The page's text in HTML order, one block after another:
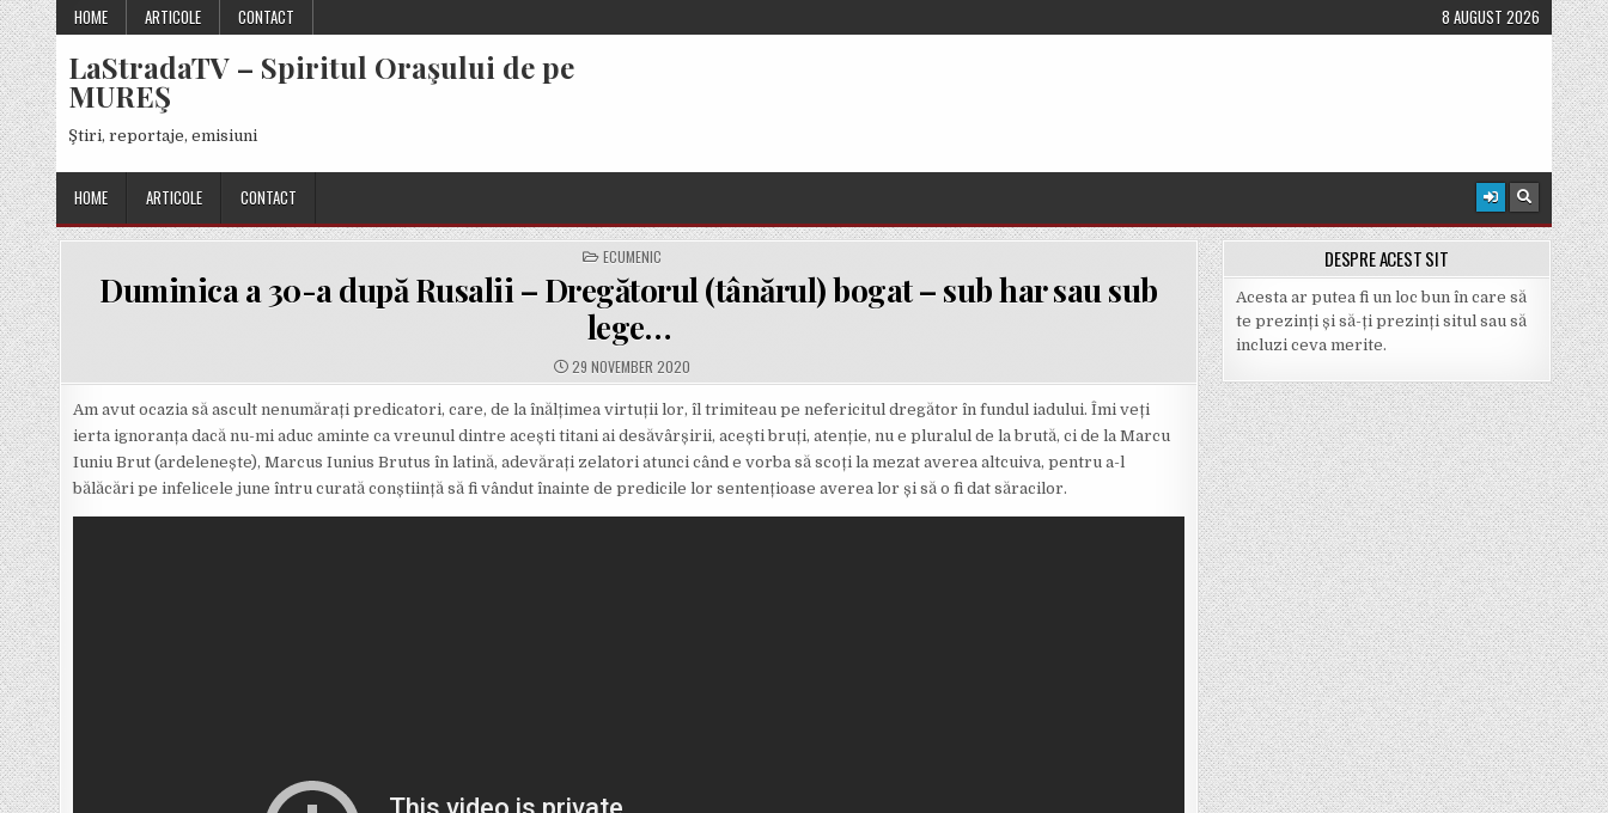
Skip
to
content
HOME ARTICOLE CONTACT 8 AUGUST 2026
LaStradaTV – Spiritul Oraşului de pe
MUREŞ
Ştiri, reportaje, emisiuni
HOME ARTICOLE CONTACT
POSTED
IN
ECUMENIC
Duminica a 30-a după Rusalii – Dregătorul (tânărul) bogat – sub har sau sub
lege…
PUBLISHED
DATE:
29 NOVEMBER 2020
Am avut ocazia să ascult nenumărați predicatori, care, de la înălțimea virtuții lor, îl trimiteau pe nefericitul dregător în fundul iadului. Îmi veți
ierta ignoranța dacă nu-mi aduc aminte ca vreunul dintre acești titani ai desăvârșirii, acești bruți, atenție, nu e pluralul de la brută, ci de la Marcu
Iuniu Brut (ardelenește), Marcus Iunius Brutus în latină, adevărați zelatori atunci când e vorba să scoți la mezat averea altcuiva, pentru a-l
bălăcări pe infelicele june întru curată conștiință să fi vândut înainte de predicile lor sentențioase averea lor și să o fi dat săracilor.
DESPRE ACEST SIT
Acesta ar putea fi un loc bun în care să
te prezinți și să-ți prezinți situl sau să
incluzi ceva merite.